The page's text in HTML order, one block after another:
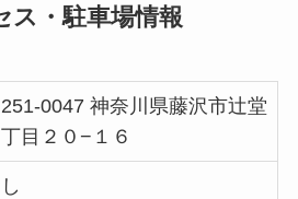
ス・駐車場情報
0047 神奈川県藤沢市辻堂
丁目２０−１６